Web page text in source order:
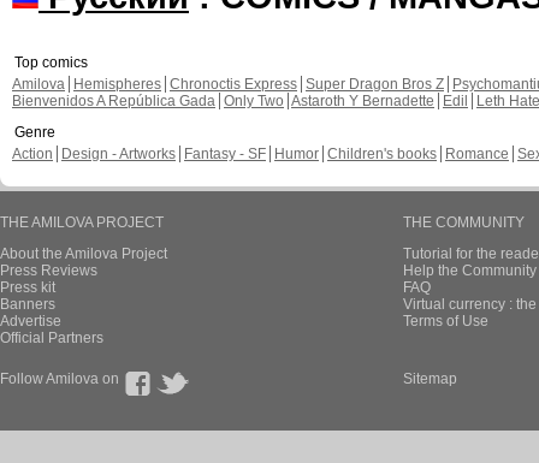
Top comics
Amilova
Hemispheres Chronoctis Express Super Dragon Bros Z
Bienvenidos A República Gada Only Two Astaroth Y Bernadette Edil
Leth Hate
Genre
Action
Design - Artworks Fantasy - SF Humor Children's books Romance
THE AMILOVA PROJECT
About the Amilova Project
Press Reviews
Press kit
Banners
Advertise
Official Partners
THE COMMUNITY
Tutorial for the
Help the
FAQ
Virtual currency :
Terms of Use
Follow Amilova on Sitemap